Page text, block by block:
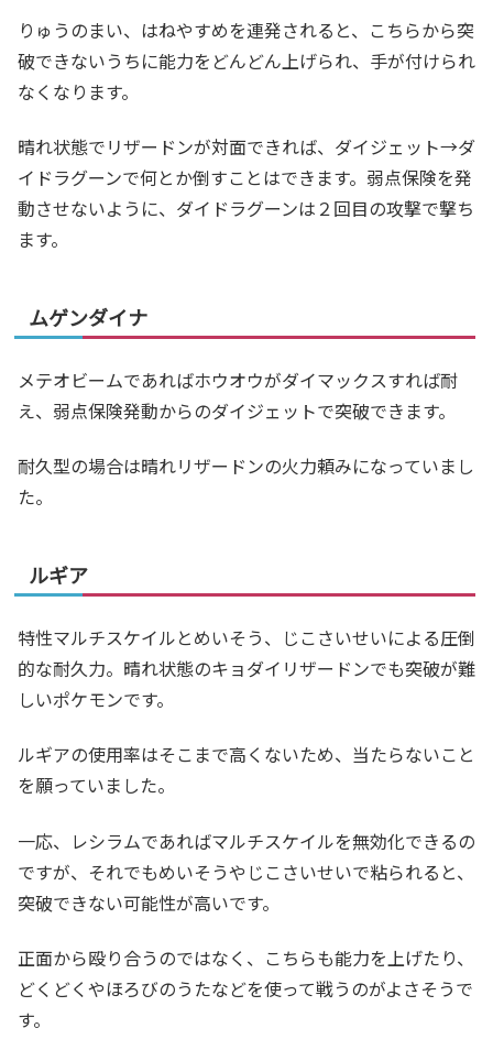
りゅうのまい、はねやすめを連発されると、こちらから突
破できないうちに能力をどんどん上げられ、手が付けられ
なくなります。
晴れ状態でリザードンが対面できれば、ダイジェット→ダ
イドラグーンで何とか倒すことはできます。弱点保険を発
動させないように、ダイドラグーンは２回目の攻撃で撃ち
ます。
ムゲンダイナ
メテオビームであればホウオウがダイマックスすれば耐
え、弱点保険発動からのダイジェットで突破できます。
耐久型の場合は晴れリザードンの火力頼みになっていまし
た。
ルギア
特性マルチスケイルとめいそう、じこさいせいによる圧倒
的な耐久力。晴れ状態のキョダイリザードンでも突破が難
しいポケモンです。
ルギアの使用率はそこまで高くないため、当たらないこと
を願っていました。
一応、レシラムであればマルチスケイルを無効化できるの
ですが、それでもめいそうやじこさいせいで粘られると、
突破できない可能性が高いです。
正面から殴り合うのではなく、こちらも能力を上げたり、
どくどくやほろびのうたなどを使って戦うのがよさそうで
す。